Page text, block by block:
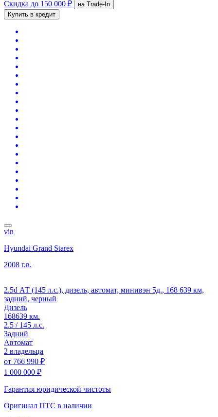
Скидка до 150 000 ₽
на Trade-In
Купить в кредит
vin
Hyundai Grand Starex
2008 г.в.
2.5d АТ (145 л.с.), дизель, автомат, минивэн 5д., 168 639 км,
задний, черный
Дизель
168639 км.
2.5 / 145 л.с.
Задний
Автомат
2 владельца
от 766 990 ₽
1 000 000 ₽
Гарантия юридической чистоты
Оригинал ПТС в наличии